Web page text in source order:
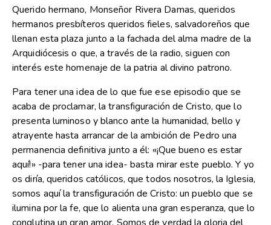
Querido hermano, Monseñor Rivera Damas, queridos
hermanos presbíteros queridos fieles, salvadoreños que
llenan esta plaza junto a la fachada del alma madre de la
Arquidiócesis o que, a través de la radio, siguen con
interés este homenaje de la patria al divino patrono.
Para tener una idea de lo que fue ese episodio que se
acaba de proclamar, la transfiguración de Cristo, que lo
presenta luminoso y blanco ante la humanidad, bello y
atrayente hasta arrancar de la ambición de Pedro una
permanencia definitiva junto a él: «¡Que bueno es estar
aquí!» -para tener una idea- basta mirar este pueblo. Y yo
os diría, queridos católicos, que todos nosotros, la Iglesia,
somos aquí la transfiguración de Cristo: un pueblo que se
ilumina por la fe, que lo alienta una gran esperanza, que lo